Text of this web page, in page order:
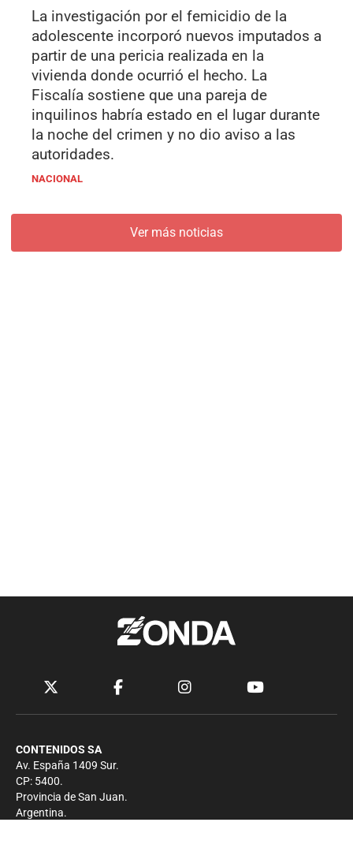
La investigación por el femicidio de la
adolescente incorporó nuevos imputados a
partir de una pericia realizada en la
vivienda donde ocurrió el hecho. La
Fiscalía sostiene que una pareja de
inquilinos habría estado en el lugar durante
la noche del crimen y no dio aviso a las
autoridades.
NACIONAL
Ver más noticias
CONTENIDOS SA
Av. España 1409 Sur.
CP: 5400.
Provincia de San Juan.
Argentina.